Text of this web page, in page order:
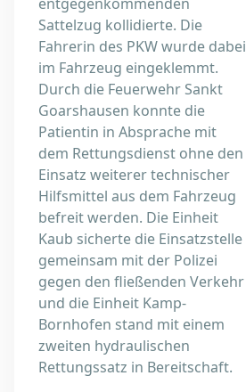
Sattelzug kollidierte. Die
Fahrerin des PKW wurde dabei
im Fahrzeug eingeklemmt.
Durch die Feuerwehr Sankt
Goarshausen konnte die
Patientin in Absprache mit
dem Rettungsdienst ohne den
Einsatz weiterer technischer
Hilfsmittel aus dem Fahrzeug
befreit werden. Die Einheit
Kaub sicherte die Einsatzstelle
gemeinsam mit der Polizei
gegen den fließenden Verkehr
und die Einheit Kamp-
Bornhofen stand mit einem
zweiten hydraulischen
Rettungssatz in Bereitschaft.